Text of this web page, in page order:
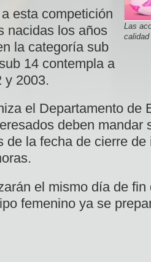
Las
esta competición
nacidas los años
la categoría sub
14 contempla a
y 2003.
el Departamento de
deben mandar
de la fecha de cierre
el mismo día de
femenino ya se